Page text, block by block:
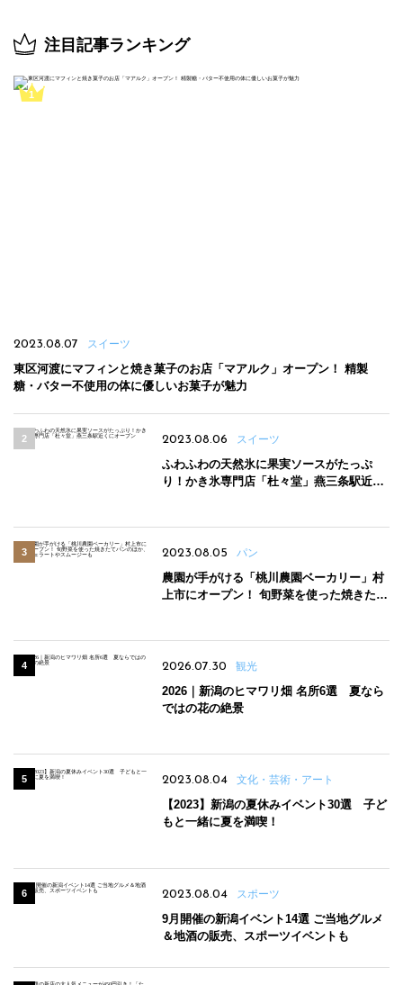
注目記事ランキング
2023.08.07 スイーツ
東区河渡にマフィンと焼き菓子のお店「マアルク」オープン！ 精製
糖・バター不使用の体に優しいお菓子が魅力
2023.08.06 スイーツ
ふわふわの天然氷に果実ソースがたっぷ
り！かき氷専門店「杜々堂」燕三条駅近く
2023.08.05 パン
農園が手がける「桃川農園ベーカリー」村
上市にオープン！ 旬野菜を使った焼きたて
2026.07.30 観光
2026｜新潟のヒマワリ畑 名所6選 夏なら
ではの花の絶景
2023.08.04 文化・芸術・アート
【2023】新潟の夏休みイベント30選 子ど
もと一緒に夏を満喫！
2023.08.04 スポーツ
9月開催の新潟イベント14選 ご当地グルメ
＆地酒の販売、スポーツイベントも